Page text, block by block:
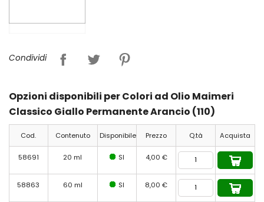
Condividi
Opzioni disponibili per Colori ad Olio Maimeri
Classico Giallo Permanente Arancio (110)
Cod. Contenuto Disponibile Prezzo Q.tà Acquista
58691 20 ml SI 4,00 €
58863 60 ml SI 8,00 €